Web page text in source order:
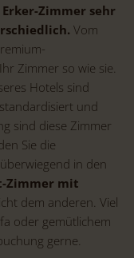
Zimmer sehr
Vom
Zimmer so wie sie.
Hotels sind
und
sind diese Zimmer
Sie die
in den
Zimmer mit
dem anderen. Viel
oder gemütlichem
gerne.